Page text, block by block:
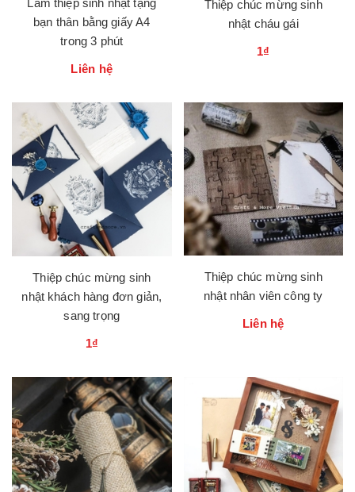
Làm thiệp sinh nhật tặng
bạn thân bằng giấy A4
trong 3 phút
Liên hệ
Thiệp chúc mừng sinh
nhật cháu gái
1₫
Thiệp chúc mừng sinh
nhật khách hàng đơn giản,
sang trọng
1₫
Thiệp chúc mừng sinh
nhật nhân viên công ty
Liên hệ